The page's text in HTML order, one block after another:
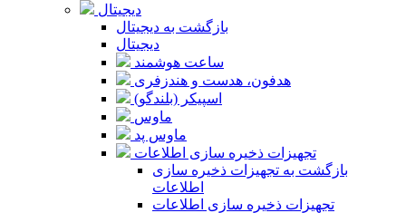
دیجیتال
بازگشت به دیجیتال
دیجیتال
ساعت هوشمند
هدفون، هدست و هندزفری
اسپیکر (بلندگو)
ماوس
ماوس پد
تجهیزات ذخیره سازی اطلاعات
بازگشت به تجهیزات ذخیره سازی
اطلاعات
تجهیزات ذخیره سازی اطلاعات